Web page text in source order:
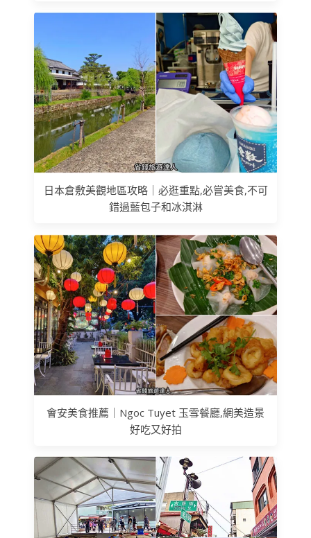
日本倉敷美觀地區攻略｜必逛重點,必嘗美食,不可
錯過藍包子和冰淇淋
會安美食推薦｜Ngoc Tuyet 玉雪餐廳,網美造景
好吃又好拍